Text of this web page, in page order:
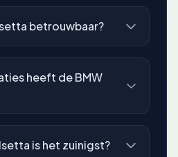
betrouwbaar?
heeft de BMW
is het zuinigst?